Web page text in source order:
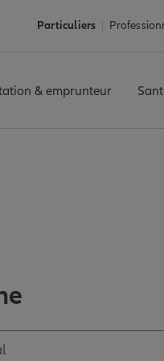
Particuliers
& emprunteur